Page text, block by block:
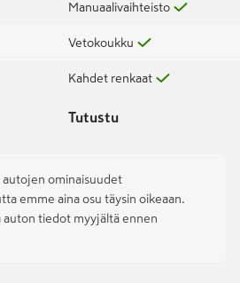
Manuaalivaihteisto
Vetokoukku
Kahdet renkaat
Tutustu
ominaisuudet
emme aina osu täysin oikeaan.
auton tiedot myyjältä ennen